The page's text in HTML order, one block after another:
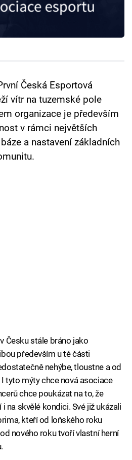
Česká Esportová
vítr na tuzemské pole
organizace je především
v rámci největších
a nastavení základních
Česku stále bráno jako
především u té části
nehýbe, tloustne a od
I tyto mýty chce nová asociace
chce poukázat na to, že
na skvělé kondici. Své již ukázali
kteří od loňského roku
nového roku tvoří vlastní herní